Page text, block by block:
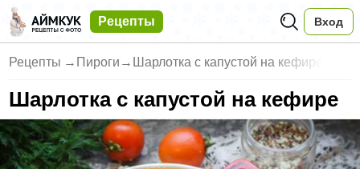
Рецепты Вход
Рецепты → Пироги → Шарлотка с капустой на кефире
Шарлотка с капустой на кефире